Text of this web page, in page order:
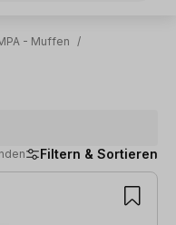
- Muffen
/
Filtern & Sortieren